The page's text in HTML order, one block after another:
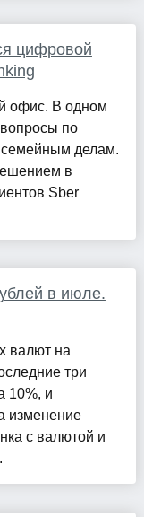
цифровой
офис. В одном
по
семейным делам.
в
Sber
в июле.
валют на
три
10%, и
изменение
с валютой и